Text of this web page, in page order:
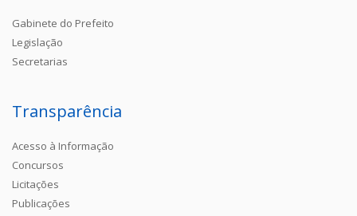
Gabinete do Prefeito
Legislação
Secretarias
Transparência
Acesso à Informação
Concursos
Licitações
Publicações